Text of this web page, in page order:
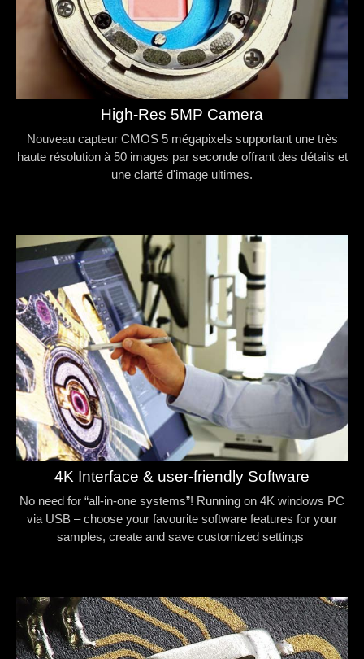
High-Res 5MP Camera
Nouveau capteur CMOS 5 mégapixels supportant une très
haute résolution à 50 images par seconde offrant des détails et
une clarté d'image ultimes.
4K Interface & user-friendly Software
No need for “all-in-one systems”! Running on 4K windows PC
via USB – choose your favourite software features for your
samples, create and save customized settings